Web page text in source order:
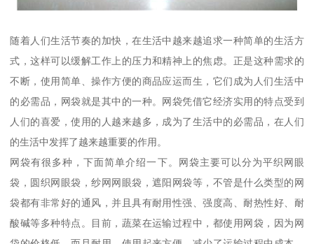
随着人们生活节奏的加快，在生活中越来越追求一种简单的生活方
式，这样可以缓解工作上的压力和精神上的焦虑。正是这种需求的
不断，使用简单、操作方便的商品应运而生，它们成为人们生活中
的必需品，网袋就是其中的一种。网袋凭借它经济实用的特点受到
人们的喜爱，使用的人越来越多，成为了生活中的必需品，在人们
的生活中发挥了越来越重要的作用。
网袋有很多种，下面简单介绍一下。网袋主要可以分为平织网眼
袋，圆织网眼袋，纱网网眼袋，遮阳网袋等，不管是什么类型的网
袋都有非常好的通风，并且具有耐用性强、强度高、耐热性好、耐
酸碱等多种特点。目前，蔬菜在运输过程中，都使用网袋，因为网